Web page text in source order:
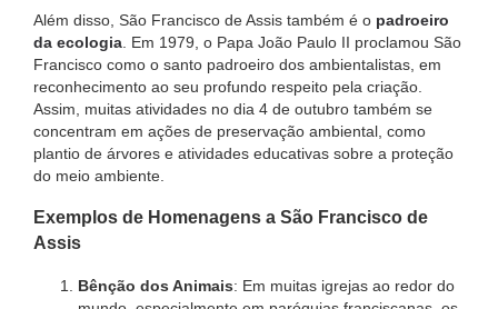
Além disso, São Francisco de Assis também é o padroeiro
da ecologia . Em 1979, o Papa João Paulo II proclamou São
Francisco como o santo padroeiro dos ambientalistas, em
reconhecimento ao seu profundo respeito pela criação.
Assim, muitas atividades no dia 4 de outubro também se
concentram em ações de preservação ambiental, como
plantio de árvores e atividades educativas sobre a proteção
do meio ambiente.
Exemplos de Homenagens a São Francisco de
Assis
Bênção dos Animais: Em muitas igrejas ao redor do